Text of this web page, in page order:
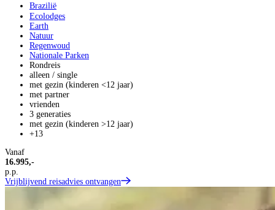
Brazilië
Ecolodges
Earth
Natuur
Regenwoud
Nationale Parken
Rondreis
alleen / single
met gezin (kinderen <12 jaar)
met partner
vrienden
3 generaties
met gezin (kinderen >12 jaar)
+13
Vanaf
16.995,-
p.p.
Vrijblijvend reisadvies ontvangen